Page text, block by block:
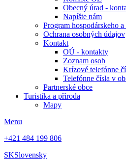
Obecný úrad -
Napíšte nám
Program hospodárskeho
Ochrana osobných údajov
Kontakt
OÚ - kontakty
Zoznam osob
Krízové telefónne
Telefónne čísla v
Partnerské obce
Turistika a příroda
Mapy
Menu
+421 484 199 806
SKSlovensky